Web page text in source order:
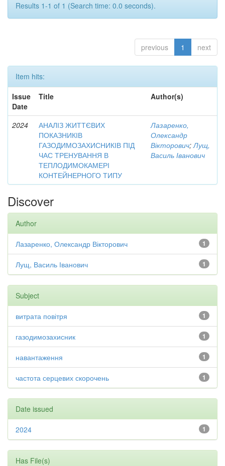
Results 1-1 of 1 (Search time: 0.0 seconds).
previous 1 next
Item hits:
Issue
Date
Title Author(s)
2024
АНАЛІЗ ЖИТТЄВИХ
ПОКАЗНИКІВ
ГАЗОДИМОЗАХИСНИКІВ ПІД
ЧАС ТРЕНУВАННЯ В
ТЕПЛОДИМОКАМЕРІ
КОНТЕЙНЕРНОГО ТИПУ
Лазаренко,
Олександр
Вікторович;Лущ,
Василь Іванович
Discover
Author
1
Лазаренко, Олександр Вікторович
1
Лущ, Василь Іванович
Subject
1
витрата повітря
1
газодимозахисник
1
навантаження
1
частота серцевих скорочень
Date issued
1
2024
Has File(s)